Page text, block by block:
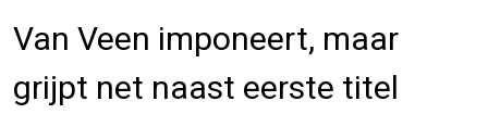
Van Veen imponeert, maar
grijpt net naast eerste titel